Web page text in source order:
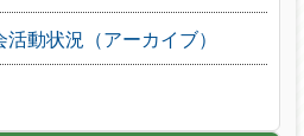
動状況（アーカイブ）